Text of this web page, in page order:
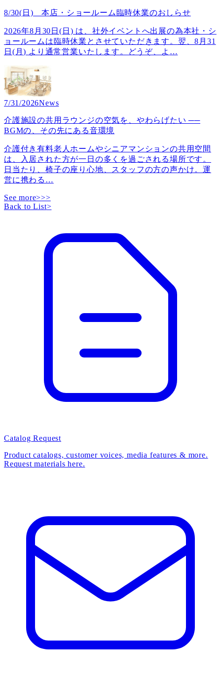
8/30(日) 本店・ショールーム臨時休業のおしらせ
2026年8月30日(日) は、社外イベントへ出展の為本社・シ
ョールームは臨時休業とさせていただきます。翌、8月31
日(月) より通常営業いたします。どうぞ、よ …
7/31/2026News
介護施設の共用ラウンジの空気を、やわらげたい ──
BGMの、その先にある音環境
介護付き有料老人ホームやシニアマンションの共用空間
は、入居された方が一日の多くを過ごされる場所です。
日当たり、椅子の座り心地、スタッフの方の声かけ。運
営に携わる …
See more>>>
Back to List>
Catalog Request
Product catalogs, customer voices, media features & more.
Request materials here.